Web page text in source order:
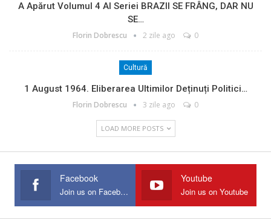
A Apărut Volumul 4 Al Seriei BRAZII SE FRÂNG, DAR NU
SE…
Florin Dobrescu 2 zile ago 0
Cultură
1 August 1964. Eliberarea Ultimilor Deținuți Politici…
Florin Dobrescu 3 zile ago 0
LOAD MORE POSTS
Facebook
Join us on Facebook
Youtube
Join us on Youtube